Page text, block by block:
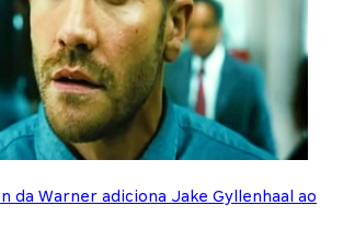
da Warner adiciona Jake Gyllenhaal ao